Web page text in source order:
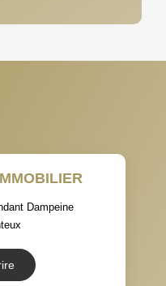
DES MÉNAGES SANS
ET CRÈCHES
Dampeine